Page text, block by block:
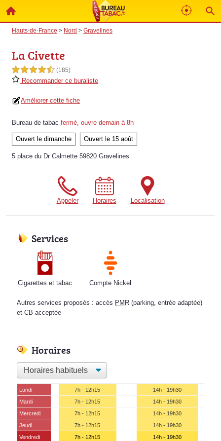
Hauts-de-France > Nord > Gravelines
La Civette
4,5 étoiles sur 5 (185)
Recommander ce buraliste
Améliorer cette fiche
Bureau de tabac fermé, ouvre demain à 8h
Ouvert le dimanche Ouvert le 15 août
5 place du Dr Calmette 59820 Gravelines
Appeler Horaires Localisation
Services
Cigarettes et tabac Compte Nickel
Autres services proposés : accès PMR (parking, entrée adaptée)
et CB acceptée
Horaires
Lundi 7h - 12h15
14h - 19h30
Mardi
7h - 12h15
14h - 19h30
Mercredi
7h - 12h15
14h - 19h30
Jeudi
7h - 12h15
14h - 19h30
Vendredi
7h - 12h15
14h - 19h30